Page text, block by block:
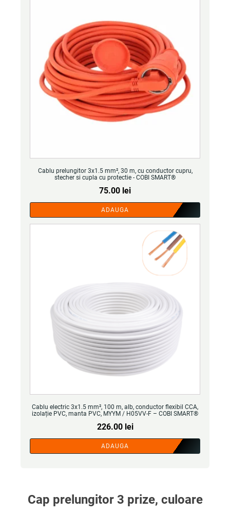
Cablu prelungitor 3x1.5 mm², 30 m, cu conductor cupru,
stecher si cupla cu protectie - COBI SMART®
75.00 lei
ADAUGA
Cablu electric 3x1.5 mm², 100 m, alb, conductor flexibil CCA,
izolație PVC, manta PVC, MYYM / H05VV-F – COBI SMART®
226.00 lei
ADAUGA
Cap prelungitor 3 prize, culoare